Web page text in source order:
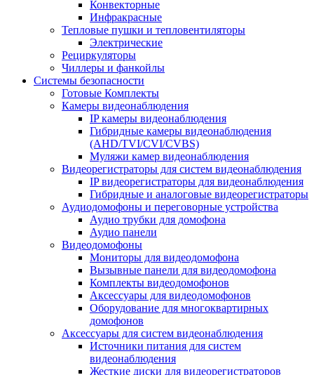
Конвекторные
Инфракрасные
Тепловые пушки и тепловентиляторы
Электрические
Рециркуляторы
Чиллеры и фанкойлы
Системы безопасности
Готовые Комплекты
Камеры видеонаблюдения
IP камеры видеонаблюдения
Гибридные камеры видеонаблюдения
(AHD/TVI/CVI/CVBS)
Муляжи камер видеонаблюдения
Видеорегистраторы для систем видеонаблюдения
IP видеорегистраторы для видеонаблюдения
Гибридные и аналоговые видеорегистраторы
Аудиодомофоны и переговорные устройства
Аудио трубки для домофона
Аудио панели
Видеодомофоны
Мониторы для видеодомофона
Вызывные панели для видеодомофона
Комплекты видеодомофонов
Аксессуары для видеодомофонов
Оборудование для многоквартирных
домофонов
Аксессуары для систем видеонаблюдения
Источники питания для систем
видеонаблюдения
Жесткие диски для видеорегистраторов